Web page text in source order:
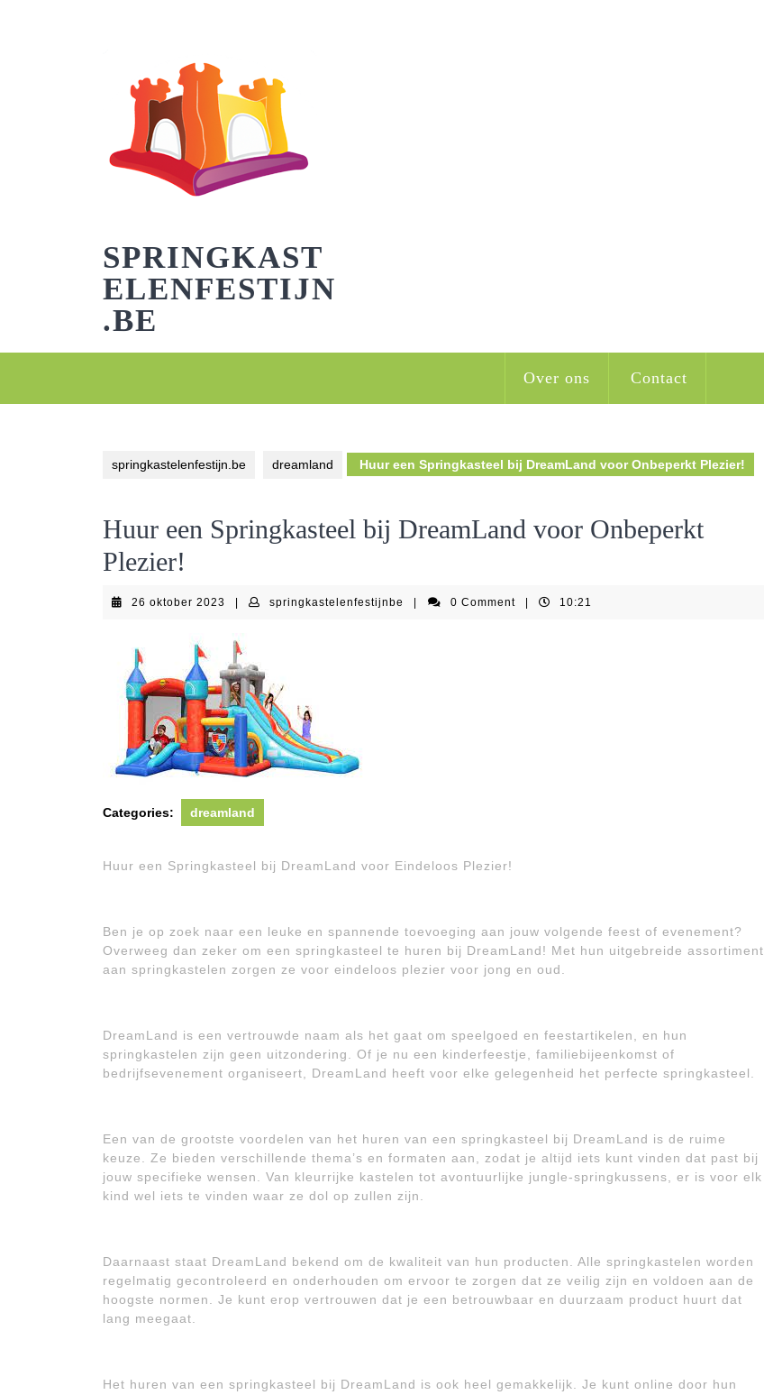
SPRINGKAST
ELENFESTIJN
.BE
Over ons Contact
springkastelenfestijn.be dreamland Huur een Springkasteel bij DreamLand voor Onbeperkt Plezier!
Huur een Springkasteel bij DreamLand voor Onbeperkt
Plezier!
26 oktober 2023 26
springkastelenfestijnbe springkastelenfestijnbe
0 Comment 10:21
Categories: dreamland
Huur een Springkasteel bij DreamLand voor Eindeloos Plezier!
Ben je op zoek naar een leuke en spannende toevoeging aan jouw volgende feest of evenement?
Overweeg dan zeker om een springkasteel te huren bij DreamLand! Met hun uitgebreide assortiment
aan springkastelen zorgen ze voor eindeloos plezier voor jong en oud.
DreamLand is een vertrouwde naam als het gaat om speelgoed en feestartikelen, en hun
springkastelen zijn geen uitzondering. Of je nu een kinderfeestje, familiebijeenkomst of
bedrijfsevenement organiseert, DreamLand heeft voor elke gelegenheid het perfecte springkasteel.
Een van de grootste voordelen van het huren van een springkasteel bij DreamLand is de ruime
keuze. Ze bieden verschillende thema’s en formaten aan, zodat je altijd iets kunt vinden dat past bij
jouw specifieke wensen. Van kleurrijke kastelen tot avontuurlijke jungle-springkussens, er is voor elk
kind wel iets te vinden waar ze dol op zullen zijn.
Daarnaast staat DreamLand bekend om de kwaliteit van hun producten. Alle springkastelen worden
regelmatig gecontroleerd en onderhouden om ervoor te zorgen dat ze veilig zijn en voldoen aan de
hoogste normen. Je kunt erop vertrouwen dat je een betrouwbaar en duurzaam product huurt dat
lang meegaat.
Het huren van een springkasteel bij DreamLand is ook heel gemakkelijk. Je kunt online door hun